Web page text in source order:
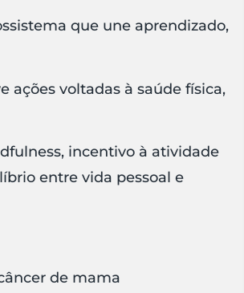
que une aprendizado,
ações voltadas à saúde física,
incentivo à atividade
entre vida pessoal e
de mama